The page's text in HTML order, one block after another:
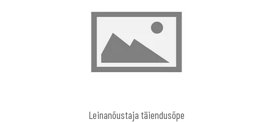
Leinanõustaja täiendusõpe